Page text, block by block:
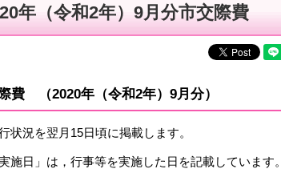
年（令和2年）9月分市交際費
費 （2020年（令和2年）9月分）
状況を翌月15日頃に掲載します。
施日」は，行事等を実施した日を記載しています。